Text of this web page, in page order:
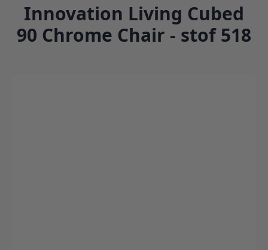
Innovation Living Cubed
90 Chrome Chair - stof 518